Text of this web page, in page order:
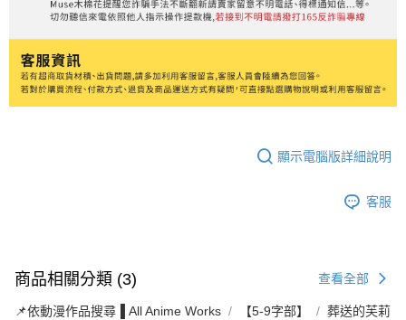
顯示電腦版詳細說明
客服
商品相關分類 (3) 查看全部
📌依動漫作品搜尋▐ All Anime Works 【5-9字部】
葬送的芙莉